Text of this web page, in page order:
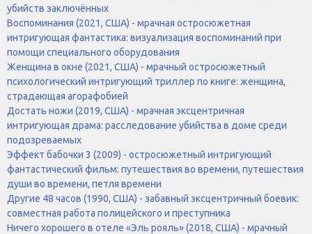
убийств заключённых
Воспоминания (2021, США) - мрачная остросюжетная
интригующая фантастика: визуализация воспоминаний при
помощи специального оборудования
Женщина в окне (2021, США) - мрачный остросюжетный
психологический интригующий триллер по книге: женщина,
страдающая агорафобией
Достать ножи (2019, США) - мрачная эксцентричная
интригующая драма: расследование убийства в доме среди
подозреваемых
Эффект бабочки 3 (2009) - остросюжетный интригующий
фантастический фильм: путешествия во времени, путешествия
души во времени, петля времени
Другие 48 часов (1990, США) - забавный эксцентричный боевик:
совместная работа полицейского и преступника
Ничего хорошего в отеле «Эль рояль» (2018, США) - мрачный